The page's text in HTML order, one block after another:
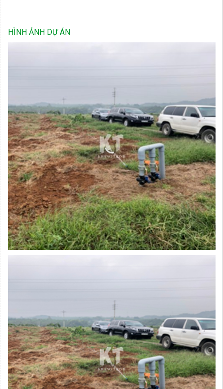
HÌNH ẢNH DỰ ÁN